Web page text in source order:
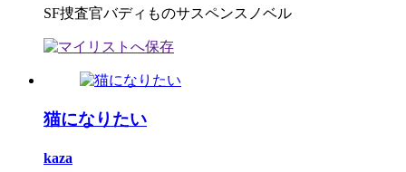
SF捜査官バディものサスペンスノベル
猫になりたい
kaza